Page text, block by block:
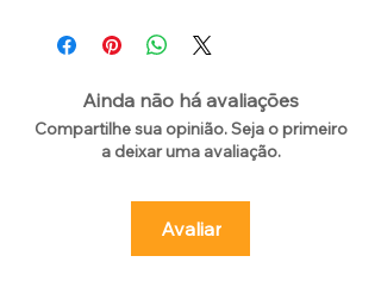
Ainda não há avaliações
Compartilhe sua opinião. Seja o primeiro
a deixar uma avaliação.
Avaliar